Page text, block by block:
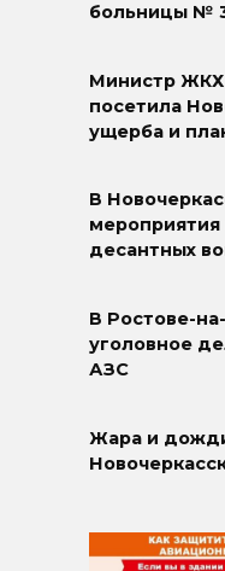
больницы №
Министр ЖКХ
посетила
ущерба и
В
десантных
В Ростове-
уголовное
АЗС
Жара и